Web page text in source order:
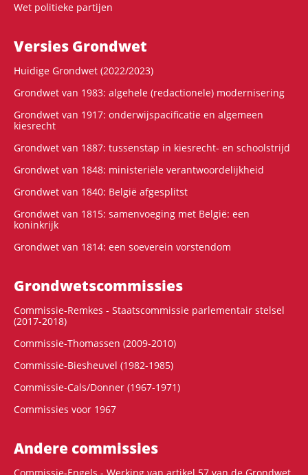
Wet politieke partijen
Versies Grondwet
Huidige Grondwet (2022/2023)
Grondwet van 1983: algehele (redactionele) modernisering
Grondwet van 1917: onderwijspacificatie en algemeen
kiesrecht
Grondwet van 1887: tussenstap in kiesrecht- en schoolstrijd
Grondwet van 1848: ministeriële verantwoordelijkheid
Grondwet van 1840: België afgesplitst
Grondwet van 1815: samenvoeging met België: een
koninkrijk
Grondwet van 1814: een soeverein vorstendom
Grondwets­commissies
Commissie-Remkes - Staatscommissie parlementair stelsel
(2017-2018)
Commissie-Thomassen (2009-2010)
Commissie-Biesheuvel (1982-1985)
Commissie-Cals/Donner (1967-1971)
Commissies voor 1967
Andere commissies